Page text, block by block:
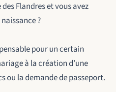
Flandres et vous avez
?
pour un certain
à la création d’une
ou la demande de passeport.